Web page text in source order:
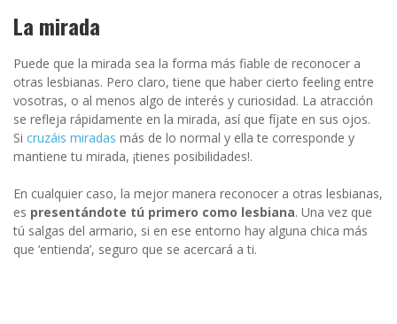
La mirada
Puede que la mirada sea la forma más fiable de reconocer a
otras lesbianas. Pero claro, tiene que haber cierto feeling entre
vosotras, o al menos algo de interés y curiosidad. La atracción
se refleja rápidamente en la mirada, así que fíjate en sus ojos.
Si cruzáis miradas más de lo normal y ella te corresponde y
mantiene tu mirada, ¡tienes posibilidades!.
En cualquier caso, la mejor manera reconocer a otras lesbianas,
es presentándote tú primero como lesbiana. Una vez que
tú salgas del armario, si en ese entorno hay alguna chica más
que ‘entienda’, seguro que se acercará a ti.